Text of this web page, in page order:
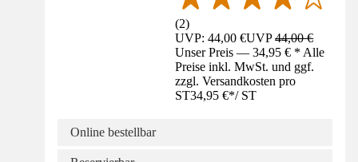
(2)
UVP: 44,00 €UVP44,00 €
Unser Preis — 34,95 € * Alle
Preise inkl. MwSt. und ggf.
zzgl. Versandkosten pro
ST34,95 €*/ ST
Online bestellbar